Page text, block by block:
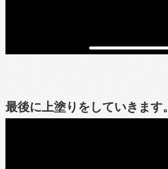
最後に上塗りをしていきます。